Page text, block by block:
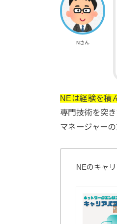
Nさん
NEは経験を積
専門技術を突
マネージャー
NEのキャ